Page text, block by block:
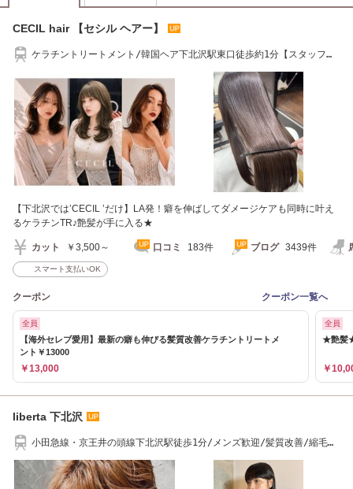
CECIL hair 【セシル ヘアー】
ケラチントリートメント/韓国ヘア下北沢駅東口徒歩約1分【スタッフ募
【下北沢では’CECIL ’だけ】LA発！癖を伸ばしてダメージケアも同時に叶え
るケラチンTR♪艶髪が手に入る★
カット ￥3,500～ 口コミ 183件 ブログ 3439件
スマート支払いOK
クーポン クーポン一覧へ
全員
【海外セレブ愛用】最新の癖も伸びる髪質改善ケラチントリートメ
ント￥13000
￥13,000
全員
★艶髪★
￥
liberta 下北沢
小田急線・京王井の頭線下北沢駅徒歩1分/メンズ歓迎/髪質改善/縮毛矯